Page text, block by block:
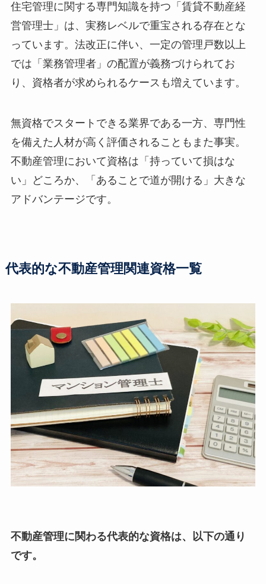
住宅管理に関する専門知識を持つ「賃貸不動産経
営管理士」は、実務レベルで重宝される存在とな
っています。法改正に伴い、一定の管理戸数以上
では「業務管理者」の配置が義務づけられてお
り、資格者が求められるケースも増えています。
無資格でスタートできる業界である一方、専門性
を備えた人材が高く評価されることもまた事実。
不動産管理において資格は「持っていて損はな
い」どころか、「あることで道が開ける」大きな
アドバンテージです。
代表的な不動産管理関連資格一覧
不動産管理に関わる代表的な資格は、以下の通り
です。